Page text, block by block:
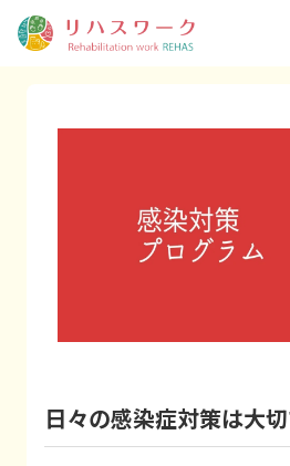
日々の感染症対策は大